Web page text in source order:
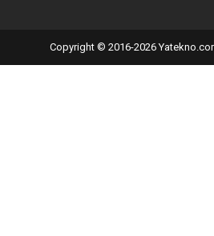
Copyright © 2016-2026